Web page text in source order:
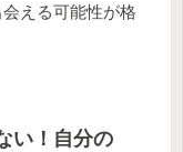
える可能性が格
い！自分の